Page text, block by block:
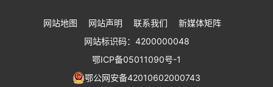
湖北省住建厅执业资格注册中心
湖北省城乡建设发展中心
湖北城市建设职业技术学院
网站地图 网站声明 联系我们
新媒体矩阵
网站标识码：4200000048
鄂ICP备05011090号-1
鄂公网安备42010602000743